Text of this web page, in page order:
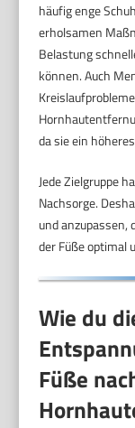
häufig enge
erholsamen
Belastung
können. Auch
da sie ein
Jede Zielgruppe
Nachsorge.
und anzupassen,
der Füße optimal
Wie du
Füße